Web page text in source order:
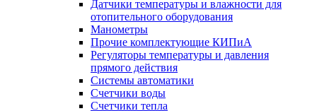
Датчики температуры и влажности для
отопительного оборудования
Манометры
Прочие комплектующие КИПиА
Регуляторы температуры и давления
прямого действия
Системы автоматики
Счетчики воды
Счетчики тепла